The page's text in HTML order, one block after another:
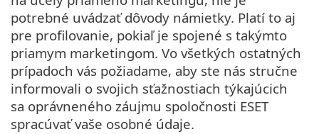
potrebné uvádzať dôvody námietky. Platí to aj
pre profilovanie, pokiaľ je spojené s takýmto
priamym marketingom. Vo všetkých ostatných
prípadoch vás požiadame, aby ste nás stručne
informovali o svojich sťažnostiach týkajúcich
sa oprávneného záujmu spoločnosti ESET
spracúvať vaše osobné údaje.